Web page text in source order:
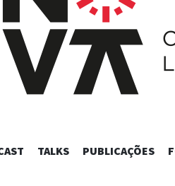
SKIP
TALKS PUBLICAÇÕES